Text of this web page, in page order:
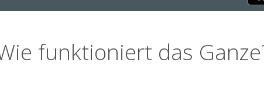
funktioniert das